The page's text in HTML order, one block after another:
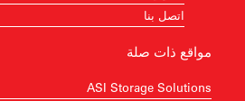
اتصل بنا
مواقع ذات صلة
ASI Storage Solutions